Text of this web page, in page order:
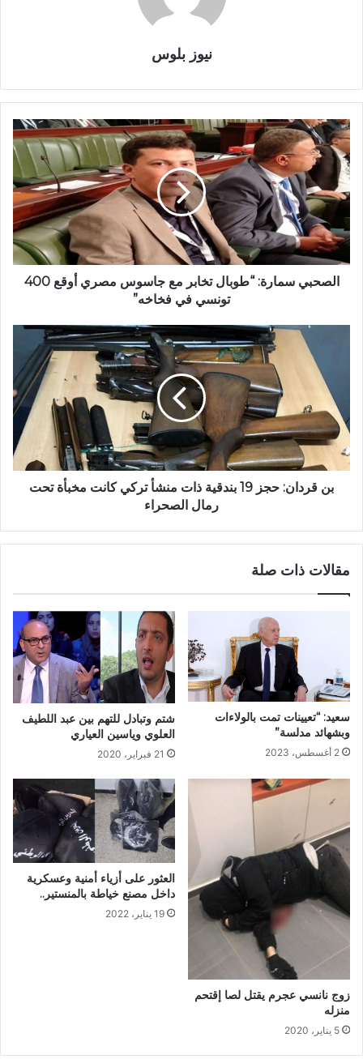
نيوز بلوس
الصحبي سمارة: “طوبال تخابر مع جاسوس مصري أوقع 400
تونسي في فخاخه”
بن قردان: حجز 19 بندقية ذات منشأ تركي كانت مخبأة تحت
رمال الصحراء
مقالات ذات صلة
سعيد: “تعيينات تمت بالولاءات
وبشهائد مدلسة”
2 أغسطس، 2023
شتم وتبادل للتهم بين عبد اللطيف
العلوي وياسين العياري
21 فبراير، 2020
زوج نانسي عجرم يقتل لصا إقتحم
منزله
5 يناير، 2020
العثور على أزياء أمنية وعسكرية
داخل مصنع خياطة بالمنستير..
19 يناير، 2022